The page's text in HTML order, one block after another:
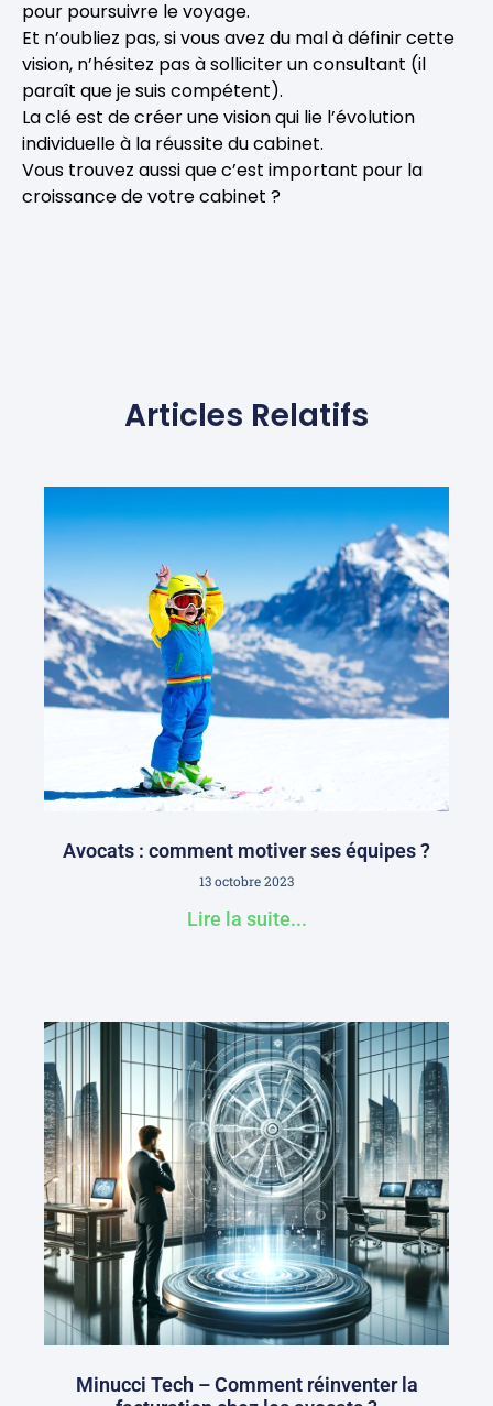
pour poursuivre le voyage.
Et n’oubliez pas, si vous avez du mal à définir cette
vision, n’hésitez pas à solliciter un consultant (il
paraît que je suis compétent).
La clé est de créer une vision qui lie l’évolution
individuelle à la réussite du cabinet.
Vous trouvez aussi que c’est important pour la
croissance de votre cabinet ?
Articles Relatifs
Avocats : comment motiver ses équipes ?
13 octobre 2023
Lire la suite...
Minucci Tech – Comment réinventer la